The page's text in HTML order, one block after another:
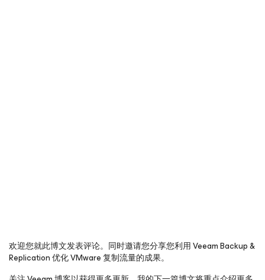
欢迎您就此博文发表评论。同时邀请您分享您利用 Veeam Backup &
Replication 优化 VMware 复制流量的成果。